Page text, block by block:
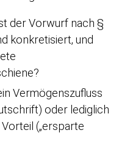
der Vorwurf nach §
konkretisiert, und
Vermögenszufluss
oder lediglich
(„ersparte